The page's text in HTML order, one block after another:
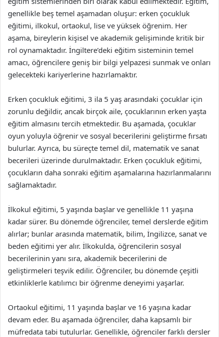
genellikle beş temel aşamadan oluşur: erken çocukluk
eğitimi, ilkokul, ortaokul, lise ve yüksek öğrenim. Her
aşama, bireylerin kişisel ve akademik gelişiminde kritik bir
rol oynamaktadır. İngiltere’deki eğitim sisteminin temel
amacı, öğrencilere geniş bir bilgi yelpazesi sunmak ve onları
gelecekteki kariyerlerine hazırlamaktır.
Erken çocukluk eğitimi, 3 ila 5 yaş arasındaki çocuklar için
zorunlu değildir, ancak birçok aile, çocuklarının erken yaşta
eğitim almasını tercih etmektedir. Bu aşamada, çocuklar
oyun yoluyla öğrenir ve sosyal becerilerini geliştirme fırsatı
bulurlar. Ayrıca, bu süreçte temel dil, matematik ve sanat
becerileri üzerinde durulmaktadır. Erken çocukluk eğitimi,
çocukların daha sonraki eğitim aşamalarına hazırlanmalarını
sağlamaktadır.
İlkokul eğitimi, 5 yaşında başlar ve genellikle 11 yaşına
kadar sürer. Bu dönemde öğrenciler, temel derslerde eğitim
alırlar; bunlar arasında matematik, bilim, İngilizce, sanat ve
beden eğitimi yer alır. İlkokulda, öğrencilerin sosyal
becerilerinin yanı sıra, akademik becerilerini de
geliştirmeleri teşvik edilir. Öğrenciler, bu dönemde çeşitli
etkinliklerle katılımcı bir öğrenme deneyimi yaşarlar.
Ortaokul eğitimi, 11 yaşında başlar ve 16 yaşına kadar
devam eder. Bu aşamada öğrenciler, daha kapsamlı bir
müfredata tabi tutulurlar. Genellikle, öğrenciler farklı dersler